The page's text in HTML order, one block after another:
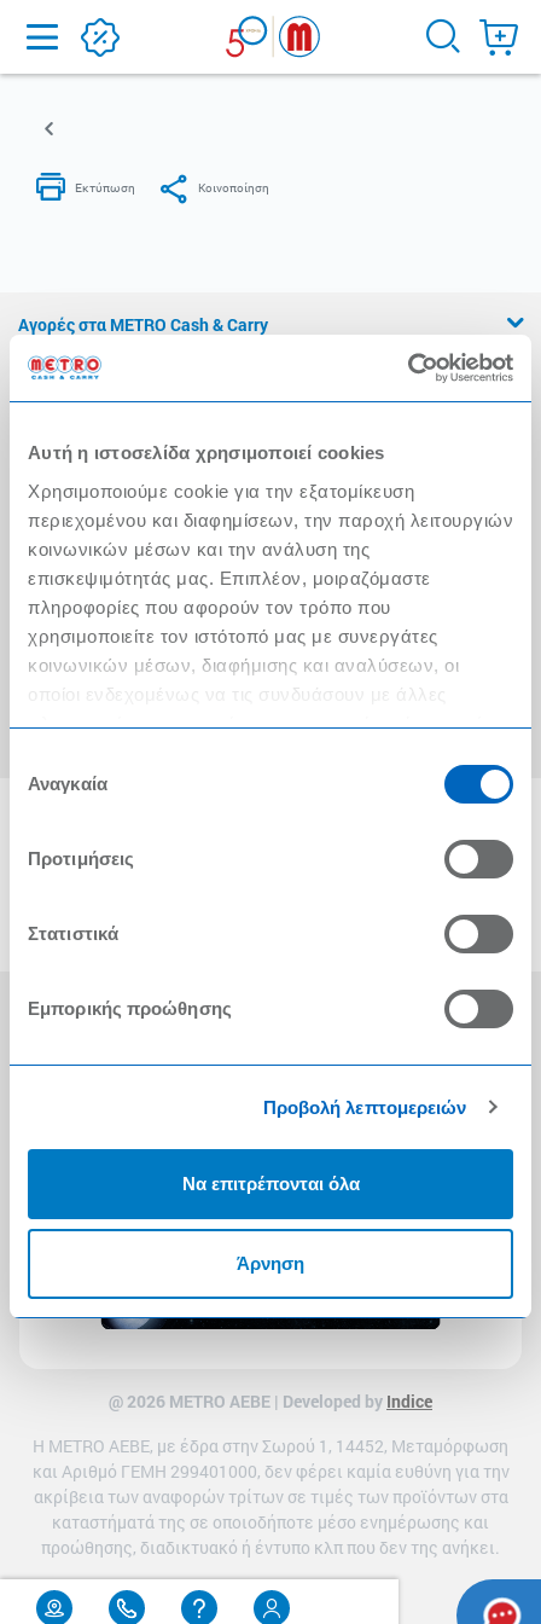
Αυτή η ιστοσελίδα χρησιμοποιεί cookies
Χρησιμοποιούμε cookie για την εξατομίκευση
περιεχομένου και διαφημίσεων, την παροχή λειτουργιών
κοινωνικών μέσων και την ανάλυση της
επισκεψιμότητάς μας. Επιπλέον, μοιραζόμαστε
πληροφορίες που αφορούν τον τρόπο που
χρησιμοποιείτε τον ιστότοπό μας με συνεργάτες
κοινωνικών μέσων, διαφήμισης και αναλύσεων, οι
οποίοι ενδεχομένως να τις συνδυάσουν με άλλες
πληροφορίες που τους έχετε παραχωρήσει ή τις οποίες
των υπηρεσιών τους.
συγκατάθεσης
Αναγκαία
Προτιμήσεις
Στατιστικά
Εμπορικής προώθησης
Προβολή λεπτομερειών
Να επιτρέπονται όλα
Άρνηση
Home
Αγορές στα METRO Cash & Carry
Εμπειρία METRO Cash & Carry
Η Αλυσίδα
Press Kit
Ο λογαριασμός μου
Τα METRO Cash & Carry δίπλα σας
Εταιρική Κοινωνική Ευθύνη
METRO ΑΕΒΕ
@ 2026 ΜETRO AEBE | Developed by Indice
Η METRO ΑΕΒΕ, με έδρα στην Σωρού 1, 14452, Μεταμόρφωση
και Αριθμό ΓΕΜΗ 299401000, δεν φέρει καμία ευθύνη για την
ακρίβεια των αναφορών τρίτων σε τιμές των προϊόντων στα
καταστήματά της σε οποιοδήποτε μέσο ενημέρωσης και
προώθησης, διαδικτυακό ή έντυπο κλπ που δεν της ανήκει.